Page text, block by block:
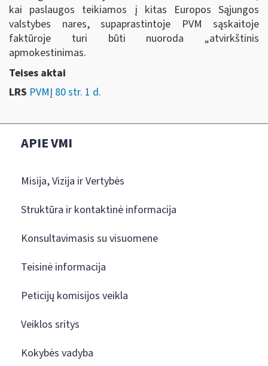
kai paslaugos teikiamos į kitas Europos Sąjungos
valstybes nares, supaprastintoje PVM sąskaitoje
faktūroje turi būti nuoroda „atvirkštinis
apmokestinimas.
Teises aktai
LRS PVMĮ 80 str. 1 d.
APIE VMI
Misija, Vizija ir Vertybės
Struktūra ir kontaktinė informacija
Konsultavimasis su visuomene
Teisinė informacija
Peticijų komisijos veikla
Veiklos sritys
Kokybės vadyba